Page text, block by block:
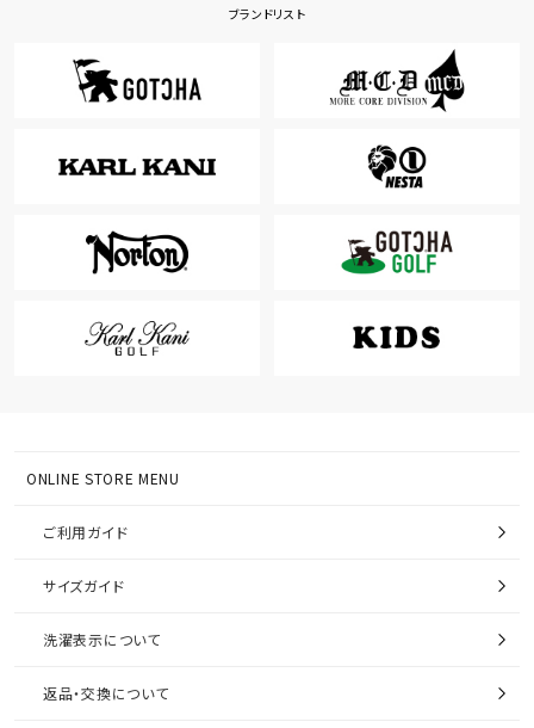
ブランドリスト
ONLINE STORE MENU
ご利用ガイド
サイズガイド
洗濯表示について
返品・交換について